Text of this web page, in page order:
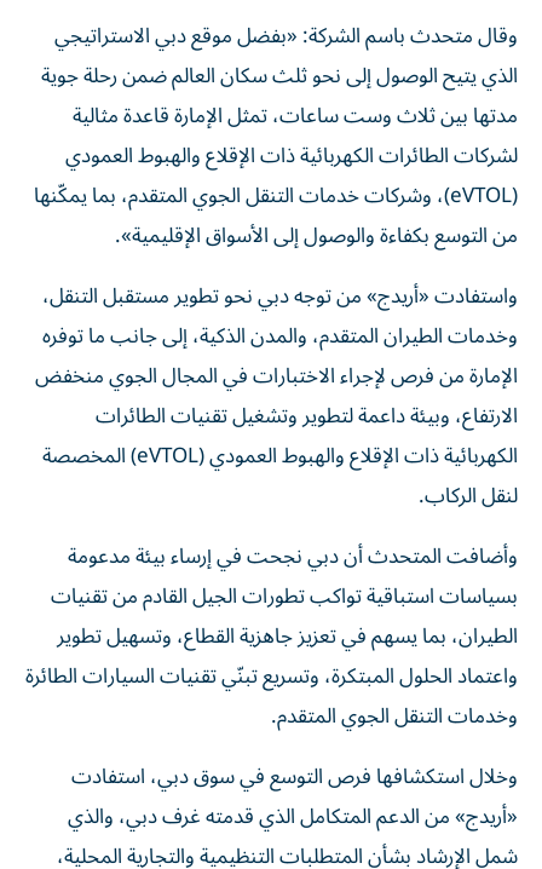
وقال متحدث باسم الشركة: «بفضل موقع دبي الاستراتيجي
الذي يتيح الوصول إلى نحو ثلث سكان العالم ضمن رحلة جوية
مدتها بين ثلاث وست ساعات، تمثل الإمارة قاعدة مثالية
لشركات الطائرات الكهربائية ذات الإقلاع والهبوط العمودي
(eVTOL)، وشركات خدمات التنقل الجوي المتقدم، بما يمكّنها
من التوسع بكفاءة والوصول إلى الأسواق الإقليمية».
واستفادت «أريدج» من توجه دبي نحو تطوير مستقبل التنقل،
وخدمات الطيران المتقدم، والمدن الذكية، إلى جانب ما توفره
الإمارة من فرص لإجراء الاختبارات في المجال الجوي منخفض
الارتفاع، وبيئة داعمة لتطوير وتشغيل تقنيات الطائرات
الكهربائية ذات الإقلاع والهبوط العمودي (eVTOL) المخصصة
لنقل الركاب.
وأضافت المتحدث أن دبي نجحت في إرساء بيئة مدعومة
بسياسات استباقية تواكب تطورات الجيل القادم من تقنيات
الطيران، بما يسهم في تعزيز جاهزية القطاع، وتسهيل تطوير
واعتماد الحلول المبتكرة، وتسريع تبنّي تقنيات السيارات الطائرة
وخدمات التنقل الجوي المتقدم.
وخلال استكشافها فرص التوسع في سوق دبي، استفادت
«أريدج» من الدعم المتكامل الذي قدمته غرف دبي، والذي
شمل الإرشاد بشأن المتطلبات التنظيمية والتجارية المحلية،